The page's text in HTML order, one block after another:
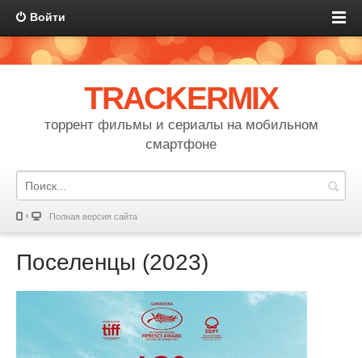
Войти
TRACKERMIX
торрент фильмы и сериалы на мобильном
смартфоне
Полная версия сайта
Поселенцы (2023)